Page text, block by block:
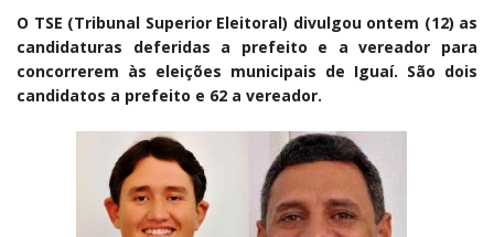
O TSE (Tribunal Superior Eleitoral) divulgou ontem (12) as
candidaturas deferidas a prefeito e a vereador para
concorrerem às eleições municipais de Iguaí. São dois
candidatos a prefeito e 62 a vereador.